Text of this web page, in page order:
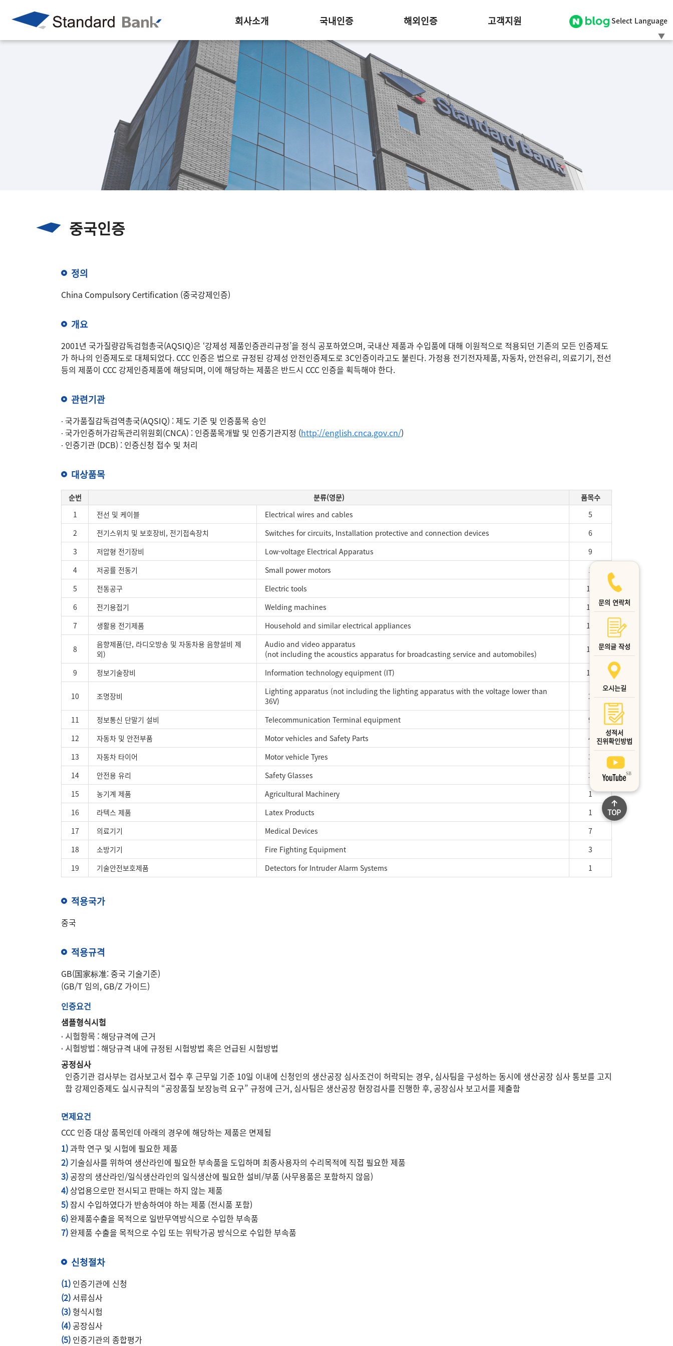
문의 연락처
문의글 작성
오시는길
성적서
진위확인방법
TOP
회사소개 국내인증 해외인증 고객지원
Select Language
▼
중국인증
정의
China Compulsory Certification (중국강제인증)
개요
2001년 국가질량감독검험총국(AQSIQ)은 ‘강제성 제품인증관리규정’을 정식 공포하였으며, 국내산 제품과 수입품에 대해 이원적으로 적용되던 기존의 모든 인증제도
가 하나의 인증제도로 대체되었다. CCC 인증은 법으로 규정된 강제성 안전인증제도로 3C인증이라고도 불린다. 가정용 전기전자제품, 자동차, 안전유리, 의료기기, 전선
등의 제품이 CCC 강제인증제품에 해당되며, 이에 해당하는 제품은 반드시 CCC 인증을 획득해야 한다.
관련기관
∙ 국가품질감독검역총국(AQSIQ) : 제도 기준 및 인증품목 승인
∙ 국가인증허가감독관리위원회(CNCA) : 인증품목개발 및 인증기관지정 (http://english.cnca.gov.cn/)
∙ 인증기관 (DCB) : 인증신청 접수 및 처리
대상품목
순번 분류(영문)
품목수
1
전선 및 케이블 Electrical wires and cables
5
2
전기스위치 및 보호장비, 전기접속장치 Switches for circuits, Installation protective and connection devices
6
3
저압형 전기장비 Low-voltage Electrical Apparatus
9
4
저공률 전동기 Small power motors
1
5
전동공구 Electric tools
16
6
전기용접기 Welding machines
15
7
생활용 전기제품 Household and similar electrical appliances 18
8
음향제품(단, 라디오방송 및 자동차용 음향설비 제
외)
Audio and video apparatus
(not including the acoustics apparatus for broadcasting service and automobiles)
16
9 정보기술장비 Information technology equipment (IT) 12
10 조명장비
Lighting apparatus (not including the lighting apparatus with the voltage lower than
36V)
2
11 정보통신 단말기 설비 Telecommunication Terminal equipment
9
12
자동차 및 안전부품 Motor vehicles and Safety Parts
4
13
자동차 타이어 Motor vehicle Tyres
3
14
안전용 유리 Safety Glasses
3
15
농기계 제품 Agricultural Machinery
1
16
라텍스 제품 Latex Products
1
17
의료기기 Medical Devices
7
18
소방기기 Fire Fighting Equipment
3
19
기술안전보호제품 Detectors for Intruder Alarm Systems 1
적용국가
중국
적용규격
GB(国家标准: 중국 기술기준)
(GB/T 임의, GB/Z 가이드)
인증요건
샘플형식시험
∙ 시험항목 :해당규격에 근거
∙ 시험방법 :해당규격 내에 규정된 시험방법 혹은 언급된 시험방법
공정심사
인증기관 검사부는 검사보고서 접수 후 근무일 기준 10일 이내에 신청인의 생산공장 심사조건이 허락되는 경우, 심사팀을 구성하는 동시에 생산공장 심사 통보를 고지
함 강제인증제도 실시규칙의 “공장품질 보장능력 요구” 규정에 근거, 심사팀은 생산공장 현장검사를 진행한 후, 공장심사 보고서를 제출함
면제요건
CCC 인증 대상 품목인데 아래의 경우에 해당하는 제품은 면제됨
1)과학 연구 및 시험에 필요한 제품
2) 기술심사를 위하여 생산라인에 필요한 부속품을 도입하며 최종사용자의 수리목적에 직접 필요한 제품
3)공장의 생산라인/일식생산라인의 일식생산에 필요한 설비/부품 (사무용품은 포함하지 않음)
4) 상업용으로만 전시되고 판매는 하지 않는 제품
5) 잠시 수입하였다가 반송하여야 하는 제품 (전시품 포함)
6) 완제품수출을 목적으로 일반무역방식으로 수입한 부속품
7) 완제품 수출을 목적으로 수입 또는 위탁가공 방식으로 수입한 부속품
신청절차
(1) 인증기관에 신청
(2) 서류심사
(3)형식시험
(4)공장심사
(5) 인증기관의 종합평가